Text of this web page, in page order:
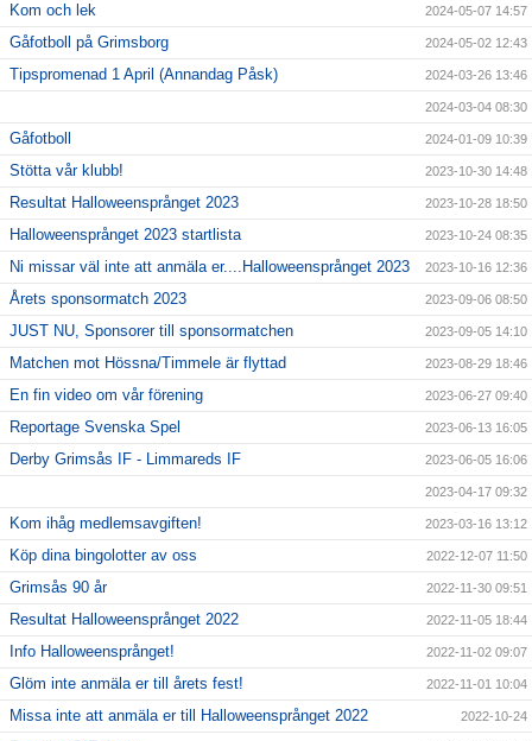
Kom och lek 2024-05-07 14:57
Gåfotboll på Grimsborg 2024-05-02 12:43
Tipspromenad 1 April (Annandag Påsk) 2024-03-26 13:46
2024-03-04 08:30
Gåfotboll 2024-01-09 10:39
Stötta vår klubb! 2023-10-30 14:48
Resultat Halloweensprånget 2023 2023-10-28 18:50
Halloweensprånget 2023 startlista 2023-10-24 08:35
Ni missar väl inte att anmäla er....Halloweensprånget 2023 2023-10-16 12:36
Årets sponsormatch 2023 2023-09-06 08:50
JUST NU, Sponsorer till sponsormatchen 2023-09-05 14:10
Matchen mot Hössna/Timmele är flyttad 2023-08-29 18:46
En fin video om vår förening 2023-06-27 09:40
Reportage Svenska Spel 2023-06-13 16:05
Derby Grimsås IF - Limmareds IF 2023-06-05 16:06
2023-04-17 09:32
Kom ihåg medlemsavgiften! 2023-03-16 13:12
Köp dina bingolotter av oss 2022-12-07 11:50
Grimsås 90 år 2022-11-30 09:51
Resultat Halloweensprånget 2022 2022-11-05 18:44
Info Halloweensprånget! 2022-11-02 09:07
Glöm inte anmäla er till årets fest! 2022-11-01 10:04
Missa inte att anmäla er till Halloweensprånget 2022 2022-10-24